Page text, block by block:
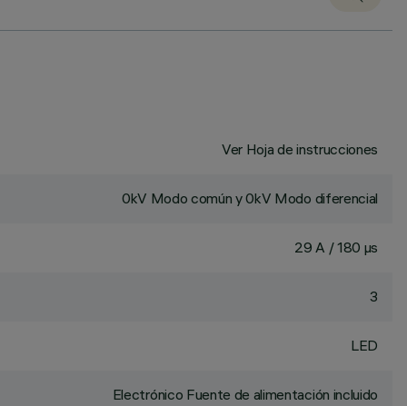
Ver Hoja de instrucciones
0kV Modo común y 0kV Modo diferencial
29 A / 180 µs
3
LED
Electrónico Fuente de alimentación incluido